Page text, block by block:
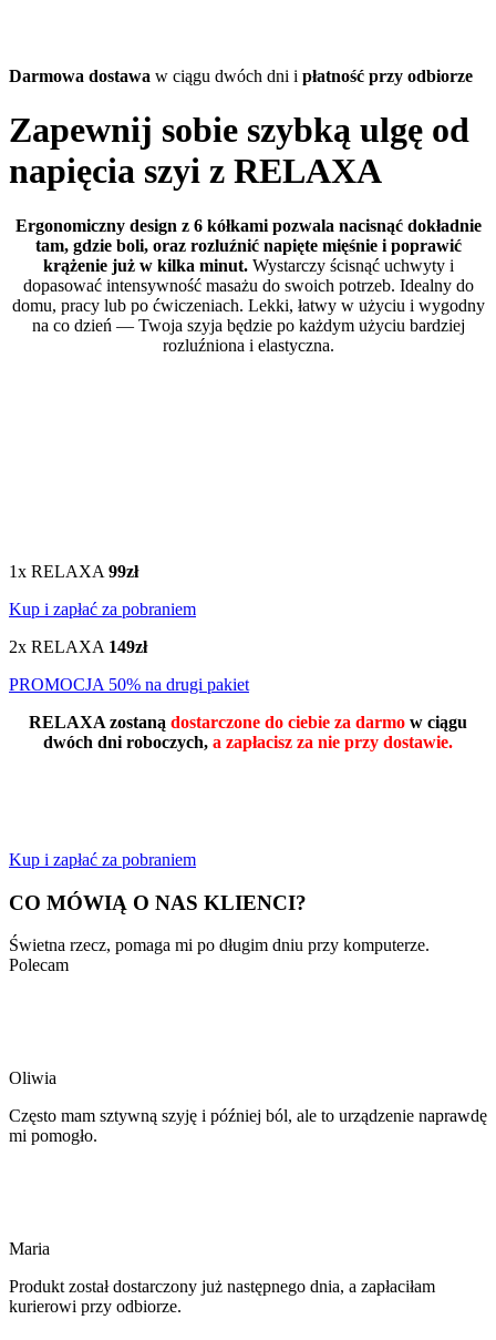
Darmowa dostawa w ciągu dwóch dni i płatność przy odbiorze
Zapewnij sobie szybką ulgę od
napięcia szyi z RELAXA
Ergonomiczny design z 6 kółkami pozwala nacisnąć dokładnie
tam, gdzie boli, oraz rozluźnić napięte mięśnie i poprawić
krążenie już w kilka minut.Wystarczy ścisnąć uchwyty i
dopasować intensywność masażu do swoich potrzeb. Idealny do
domu, pracy lub po ćwiczeniach. Lekki, łatwy w użyciu i wygodny
na co dzień — Twoja szyja będzie po każdym użyciu bardziej
rozluźniona i elastyczna.
1x RELAXA 99zł
Kup i zapłać za pobraniem
2x RELAXA 149zł
PROMOCJA 50% na drugi pakiet
RELAXA zostaną dostarczone do ciebie za darmo w ciągu
dwóch dni roboczych, a zapłacisz za nie przy dostawie.
Kup i zapłać za pobraniem
CO MÓWIĄ O NAS KLIENCI?
Świetna rzecz, pomaga mi po długim dniu przy komputerze.
Polecam
Oliwia
Często mam sztywną szyję i później ból, ale to urządzenie naprawdę
mi pomogło.
Maria
Produkt został dostarczony już następnego dnia, a zapłaciłam
kurierowi przy odbiorze.